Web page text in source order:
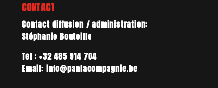
CONTACT
Contact diffusion / administration:
Stéphanie Bouteille
Tel : +32 485 914 704
Email: info@panlacompagnie.be